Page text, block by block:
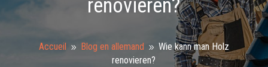
renovieren?
Accueil 9 Blog en allemand 9 Wie kann man Holz
renovieren?